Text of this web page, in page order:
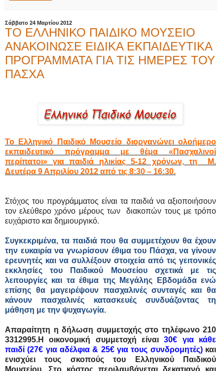
Σάββατο 24 Μαρτίου 2012
ΤΟ ΕΛΛΗΝΙΚΟ ΠΑΙΔΙΚΟ ΜΟΥΣΕΙΟ
ΑΝΑΚΟΙΝΩΣΕ ΕΙΔΙΚΑ ΕΚΠΑΙΔΕΥΤΙΚΑ
ΠΡΟΓΡΑΜΜΑΤΑ ΓΙΑ ΤΙΣ ΗΜΕΡΕΣ ΤΟΥ
ΠΑΣΧΑ
Το Ελληνικό Παιδικό Μουσείο διοργανώνει ολοήμερο
εκπαιδευτικό πρόγραμμα με θέμα «Πασχαλινοί
περίπατοι» για παιδιά ηλικίας 5-12 χρόνων, τη Μ.
Δευτέρα 9 Απριλίου 2012 από τις 8:30 – 16:30.
Στόχος του προγράμματος είναι τα παιδιά να αξιοποιήσουν
τον ελεύθερο χρόνο μέρους των διακοπών τους με τρόπο
ευχάριστο και δημιουργικό.
Συγκεκριμένα, τα παιδιά που θα συμμετέχουν θα έχουν
την ευκαιρία να γνωρίσουν έθιμα του Πάσχα, να γίνουν
ερευνητές και να συλλέξουν στοιχεία από τις γειτονικές
εκκλησίες του Παιδικού Μουσείου σχετικά με τις
λειτουργίες και τα έθιμα της Μεγάλης Εβδομάδα ενώ
επίσης θα μαγειρέψουν πασχαλινές συνταγές και θα
κάνουν πασχαλινές κατασκευές συνδυάζοντας τη
μάθηση με την ψυχαγωγία.
Απαραίτητη η δήλωση συμμετοχής στο τηλέφωνο 210
3312995.H οικονομική συμμετοχή είναι30€ για κάθε
παιδί (27€ για αδέλφια & 25€ για τους συνδρομητές)και
ενισχύει τους σκοπούς του Ελληνικού Παιδικού